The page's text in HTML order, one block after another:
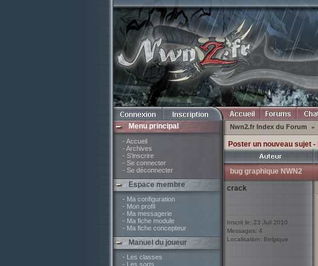
Menu principal
- Accueil
- Archives
- S'inscrire
- Se connecter
- Se déconnecter
Espace membre
- Ma configuration
- Mon profil
- Ma messagerie
- Ma fiche module
- Ma fiche concepteur
Manuel du joueur
- Les classes
- Les sorts
Nwn2.fr Index du Forum »
Poster un nouveau sujet-
bug graphique NWN2
crack
Inscrit le: 23 Juil 2010
Messages: 4
Localisation: Belgique